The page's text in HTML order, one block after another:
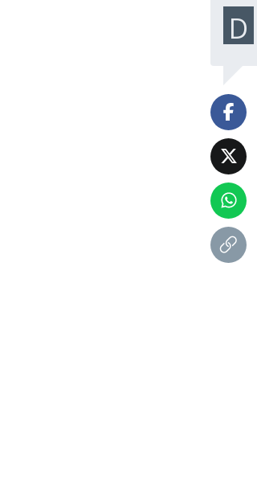
Durante la tarde de este lunes 7 de noviembre, se levantó la prohibición de